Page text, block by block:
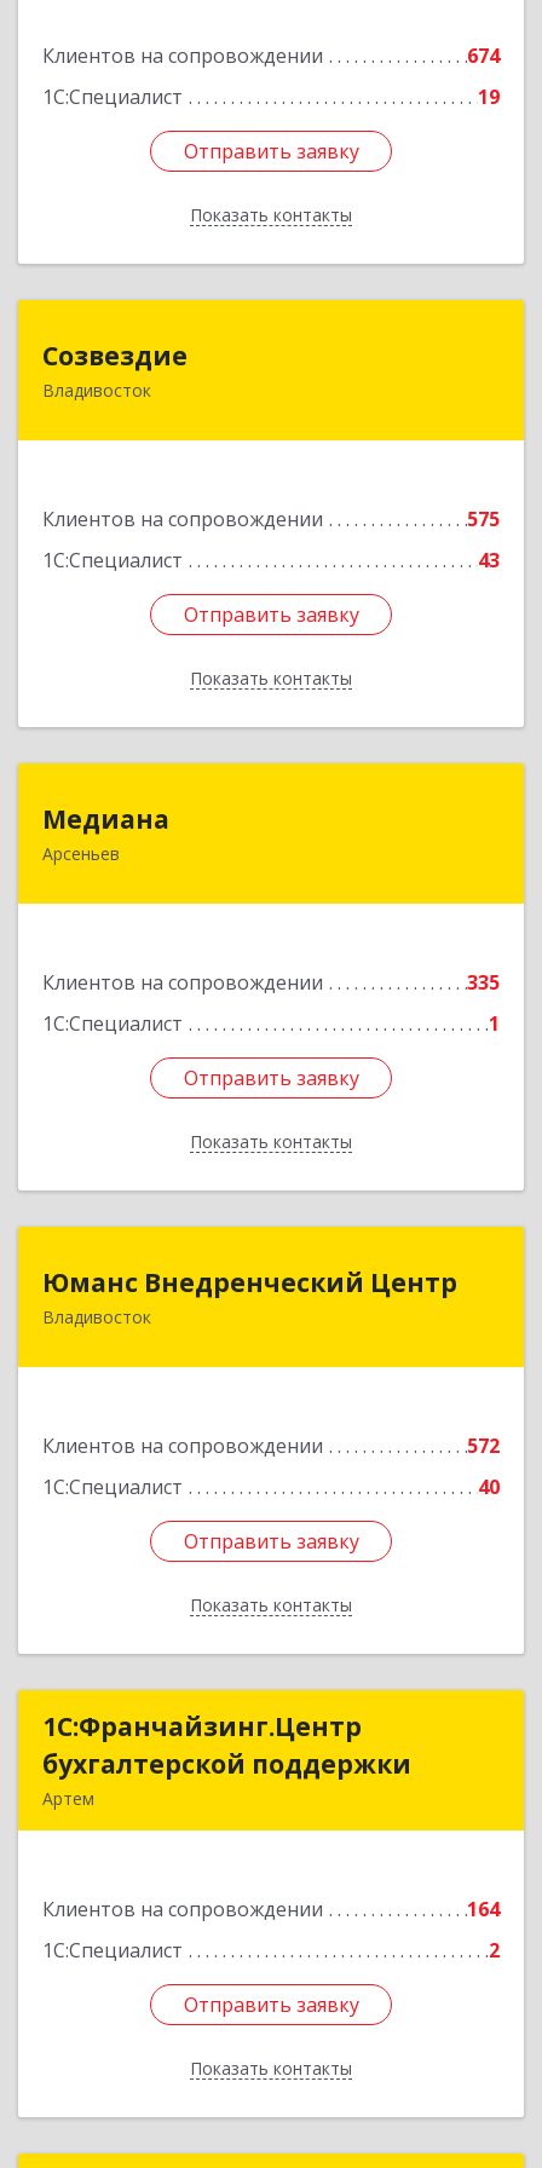
Клиентов на сопровождении
674
1С:Специалист
19
Отправить заявку
Показать контакты
Отправить заявку
Назад
Созвездие
Владивосток
Клиентов на сопровождении
575
1С:Специалист
43
Отправить заявку
Показать контакты
690069, Приморский край, Владивосток г,
Отправить заявку
Назад
Медиана
Арсеньев
Клиентов на сопровождении
335
1С:Специалист
1
Отправить заявку
Показать контакты
Отправить заявку
Назад
Юманс Внедренческий Центр
Владивосток
Клиентов на сопровождении
572
1С:Специалист
40
Отправить заявку
Показать контакты
Юманс Внедренческий Центр
690014, Приморский край, Владивосток г,
Отправить заявку
Назад
1С:Франчайзинг.Центр
бухгалтерской поддержки
Артем
Клиентов на сопровождении
164
1С:Специалист
2
Отправить заявку
Показать контакты
1С:Франчайзинг.Центр
бухгалтерской поддержки
Подробнее
Отправить заявку
Назад